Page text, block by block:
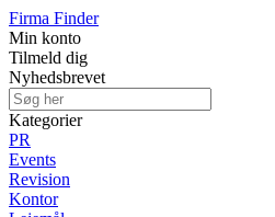
Firma Finder
Min konto
Tilmeld dig
Nyhedsbrevet
Kategorier
PR
Events
Revision
Kontor